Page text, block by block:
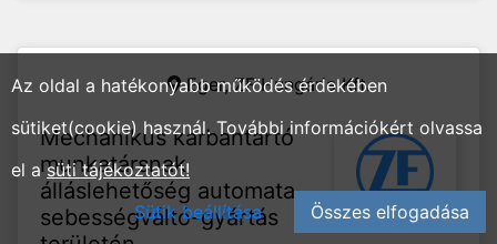
Eger,ZF Hungária Kft.
Mechanikus karbantartó
munkatársnak
álláslehetőség automata
sebességváltó-gyártás
Az oldal a hatékonyabb működés érdekében
sütiket(cookie) használ. További információkért olvassa
el asüti tájékoztatót!
Sütik beállítása
Összes elfogadása